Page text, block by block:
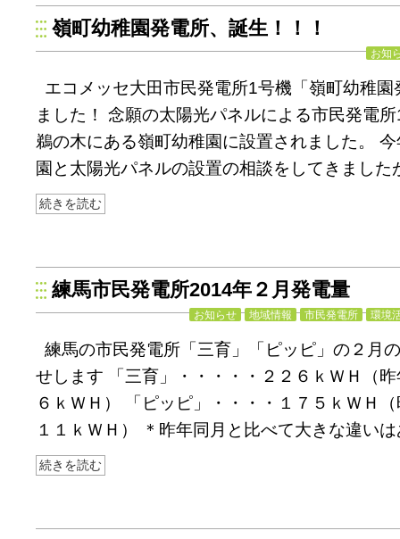
嶺町幼稚園発電所、誕生！！！
お知
エコメッセ大田市民発電所1号機「嶺町幼稚園
ました！ 念願の太陽光パネルによる市民発電
鵜の木にある嶺町幼稚園に設置されました。
園と太陽光パネルの設置の相談をしてきまし
続きを読む
練馬市民発電所2014年２月発電量
お知らせ 地域情報 市民発電所 環境
練馬の市民発電所「三育」「ピッピ」の２月
せします 「三育」・・・・・２２６ｋＷＨ（
６ｋＷＨ） 「ピッピ」・・・・１７５ｋＷＨ
１１ｋＷＨ） ＊昨年同月と比べて大きな違い
続きを読む